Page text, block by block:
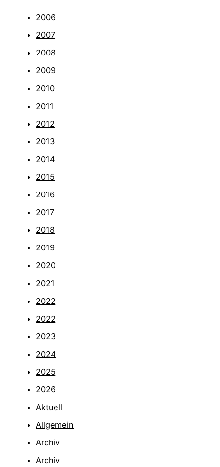
2006
2007
2008
2009
2010
2011
2012
2013
2014
2015
2016
2017
2018
2019
2020
2021
2022
2022
2023
2024
2025
2026
Aktuell
Allgemein
Archiv
Archiv